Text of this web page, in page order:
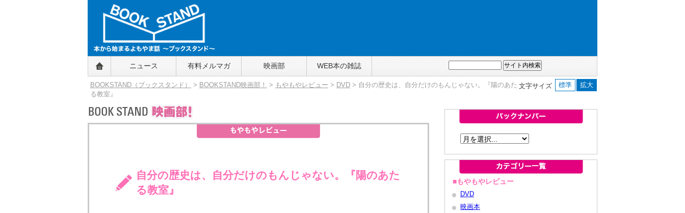
BOOKSTAND（ブックスタンド）
～本から始まるよもやま話～
BOOKSTAND（ブ
ックスタンド）
ニュース 有料メルマガ 映画部 WEB本の雑誌
文字サイズ 標準 拡大
BOOKSTAND（ブックスタンド） > BOOKSTAND映画部！ > もやもやレビュー > DVD > 自分の歴史は、自分だけのもんじゃない。『陽のあた
る教室』
自分の歴史は、自分だけのもんじゃない。『陽のあた
る教室』
■もやもやレビュー
DVD
映画本